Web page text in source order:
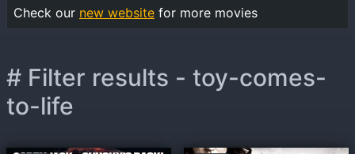
# Filter results - toy-comes-
to-life
Check our new website for more movies